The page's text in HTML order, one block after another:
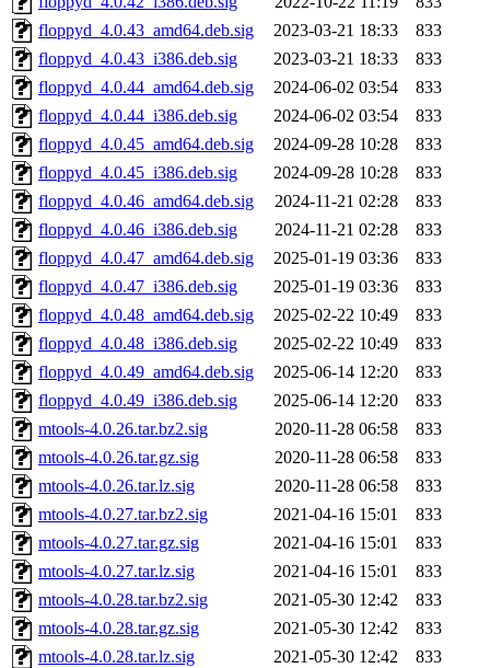
floppyd_4.0.43_amd64.deb.sig
2023-03-21 18:33
833
floppyd_4.0.43_i386.deb.sig
2023-03-21 18:33
833
floppyd_4.0.44_amd64.deb.sig
2024-06-02 03:54
833
floppyd_4.0.44_i386.deb.sig
2024-06-02 03:54
833
floppyd_4.0.45_amd64.deb.sig
2024-09-28 10:28
833
floppyd_4.0.45_i386.deb.sig
2024-09-28 10:28
833
floppyd_4.0.46_amd64.deb.sig
2024-11-21 02:28
833
floppyd_4.0.46_i386.deb.sig
2024-11-21 02:28
833
floppyd_4.0.47_amd64.deb.sig
2025-01-19 03:36
833
floppyd_4.0.47_i386.deb.sig
2025-01-19 03:36
833
floppyd_4.0.48_amd64.deb.sig
2025-02-22 10:49
833
floppyd_4.0.48_i386.deb.sig
2025-02-22 10:49
833
floppyd_4.0.49_amd64.deb.sig
2025-06-14 12:20
833
floppyd_4.0.49_i386.deb.sig
2025-06-14 12:20
833
mtools-4.0.26.tar.bz2.sig
2020-11-28 06:58
833
mtools-4.0.26.tar.gz.sig
2020-11-28 06:58
833
mtools-4.0.26.tar.lz.sig
2020-11-28 06:58
833
mtools-4.0.27.tar.bz2.sig
2021-04-16 15:01
833
mtools-4.0.27.tar.gz.sig
2021-04-16 15:01
833
mtools-4.0.27.tar.lz.sig
2021-04-16 15:01
833
mtools-4.0.28.tar.bz2.sig
2021-05-30 12:42
833
mtools-4.0.28.tar.gz.sig
2021-05-30 12:42
833
mtools-4.0.28.tar.lz.sig
2021-05-30 12:42
833